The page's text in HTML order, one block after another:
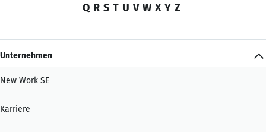
Q R S T U V W X Y Z
Unternehmen
New Work SE
Karriere